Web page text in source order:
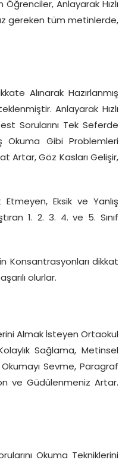
Anlayarak Hızlı
gereken tüm metinlerde,
Alınarak Hazırlanmış
Anlayarak Hızlı
Sorularını Tek Seferde
Okuma Gibi Problemleri
Artar, Göz Kasları Gelişir,
Eksik ve Yanlış
1. 2. 3. 4. ve 5. Sınıf
Konsantrasyonları dikkat
olurlar.
Almak İsteyen Ortaokul
Sağlama, Metinsel
Sevme, Paragraf
ve Güdülenmeniz Artar.
Okuma Tekniklerini